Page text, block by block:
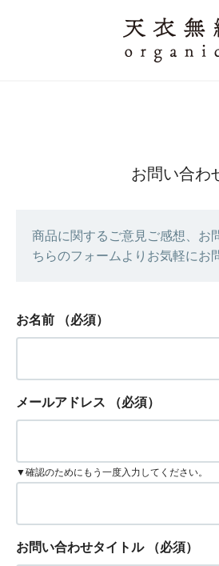
お問い合わ
商品に関するご意見ご感想、お
ちらのフォームよりお気軽にお
お名前 （必須）
メールアドレス （必須）
▼確認のためにもう一度入力してください。
お問い合わせタイトル （必須）